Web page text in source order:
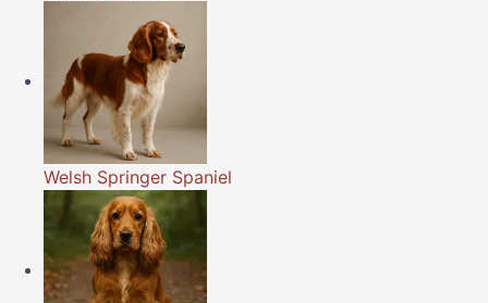
Welsh Springer Spaniel